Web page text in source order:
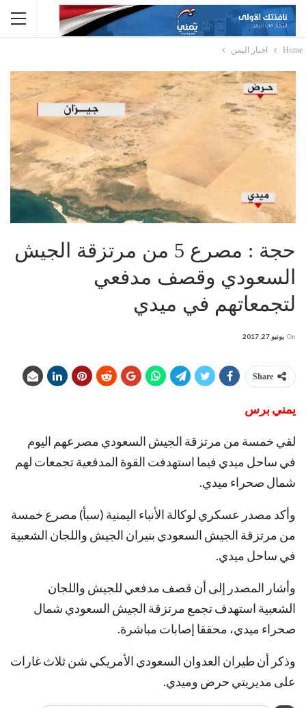
Home اخبار اليمن
حجة : مصرع 5 من مرتزقة الجيش
السعودي وقصف مدفعي
لتجمعاتهم في ميدي
On يونيو 27, 2017
Share
يمني برس
لقي خمسة من مرتزقة الجيش السعودي مصرعهم اليوم
في ساحل ميدي فيما استهدفت القوة المدفعية تجمعات لهم
شمال صحراء ميدي.
وأكد مصدر عسكري لوكالة الأنباء اليمنية (سبأ) مصرع خمسة
من مرتزقة الجيش السعودي بنيران الجيش واللجان الشعبية
في ساحل ميدي.
وأشار المصدر إلى أن قصف مدفعي للجيش واللجان
الشعبية استهدف تجمع مرتزقة الجيش السعودي شمال
صحراء ميدي، محققا إصابات مباشرة.
وذكر أن طيران العدوان السعودي الأمريكي شن ثلاث غارات
على مديريتي حرض وميدي.